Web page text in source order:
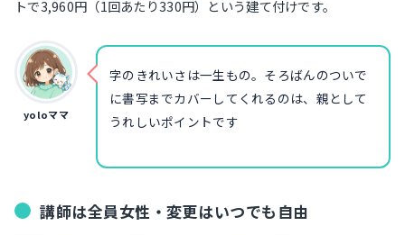
トで3,960円（1回あたり330円）という建て付けです。
yoloママ
字のきれいさは一生もの。そろばんのついで
に書写までカバーしてくれるのは、親として
うれしいポイントです
講師は全員女性・変更はいつでも自由